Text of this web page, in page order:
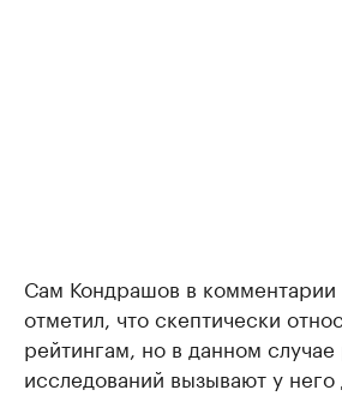
Сам Кондрашов в
отметил, что скептически
рейтингам, но в данном случае
исследований вызывают у